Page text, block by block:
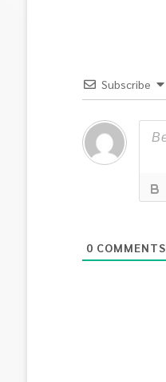
Subscribe
0 COMMENTS